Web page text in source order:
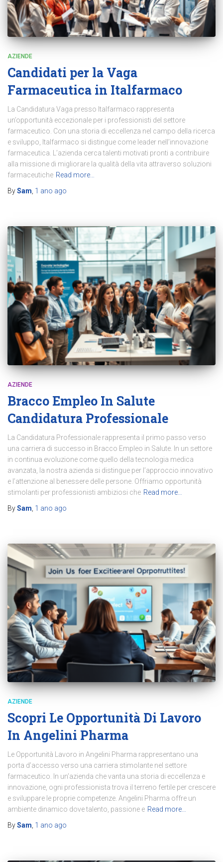
AZIENDE
Candidati per la Vaga
Farmaceutica in Italfarmaco
La Candidatura Vaga presso Italfarmaco rappresenta
un’opportunità eccezionale per i professionisti del settore
farmaceutico. Con una storia di eccellenza nel campo della ricerca
e sviluppo, Italfarmaco si distingue come leader nell’innovazione
farmaceutica. L’azienda cerca talenti motivati pronti a contribuire
alla missione di migliorare la qualità della vita attraverso soluzioni
farmaceutiche Read more…
BySam 1 ano ago
AZIENDE
Bracco Empleo In Salute
Candidatura Professionale
La Candidatura Professionale rappresenta il primo passo verso
una carriera di successo in Bracco Empleo in Salute. In un settore
in continua evoluzione come quello della tecnologia medica
avanzata, la nostra azienda si distingue per l’approccio innovativo
e l’attenzione al benessere delle persone. Offriamo opportunità
stimolanti per professionisti ambiziosi che Read more…
BySam 1 ano ago
AZIENDE
Scopri Le Opportunità Di Lavoro
In Angelini Pharma
Le Opportunità Lavoro in Angelini Pharma rappresentano una
porta d’accesso verso una carriera stimolante nel settore
farmaceutico. In un’azienda che vanta una storia di eccellenza e
innovazione, ogni professionista trova il terreno fertile per crescere
e sviluppare le proprie competenze. Angelini Pharma offre un
ambiente dinamico dove talento, passione e Read more…
BySam, 1 ano ago